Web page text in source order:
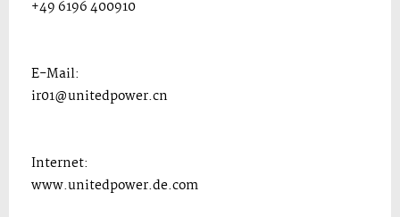
+49 6196 400910
E-Mail:
ir01@unitedpower.cn
Internet:
www.unitedpower.de.com